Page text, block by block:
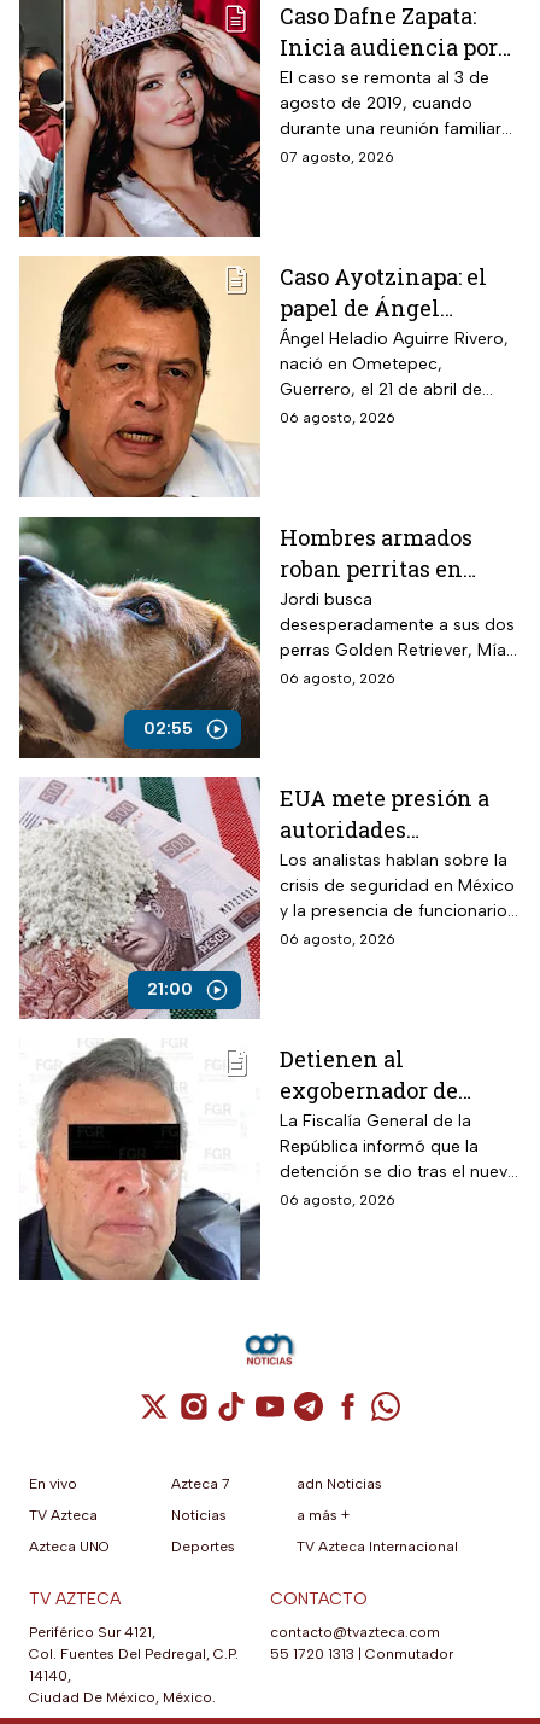
Caso Dafne Zapata:
Inicia audiencia por
abuso sexual
cometido por su padre
El caso se remonta al 3 de
agosto de 2019, cuando
durante una reunión familiar
celebrada en la casa de la
07 agosto, 2026
Caso Ayotzinapa: el
papel de Ángel
Aguirre en la
desaparición de los
normalistas en 2014
Ángel Heladio Aguirre Rivero,
nació en Ometepec,
Guerrero, el 21 de abril de
1956. Estudió la Licenciatura
06 agosto, 2026
02:55
Hombres armados
roban perritas en
Veracruz
Jordi busca
desesperadamente a sus dos
perras Golden Retriever, Mía y
Camila, de seis años, robadas
06 agosto, 2026
21:00
EUA mete presión a
autoridades
mexicanas para
combatir al
narcotráfico y detener
a funcionarios
Los analistas hablan sobre la
crisis de seguridad en México
y la presencia de funcionarios
corruptos en el narcotráfico
06 agosto, 2026
Detienen al
exgobernador de
Guerrero, Ángel
Aguirre, por el Caso
Ayotzinapa
La Fiscalía General de la
República informó que la
detención se dio tras el nuevo
modelo de investigación
06 agosto, 2026
Cuenta de X / Twitter (se abre en una
Cuenta de Instagram (se abre en una
Cuenta de TikTok (se abre en
Cuenta de YouTube (se abre
Cuenta de Telegram (se
Cuenta de
Cuenta de
En vivo
TV Azteca
Azteca UNO
Azteca 7
Noticias
Deportes
adn Noticias
a más +
TV Azteca Internacional
TV AZTECA
Periférico Sur 4121,
Col. Fuentes Del Pedregal, C.P.
14140,
Ciudad De México, México.
CONTACTO
contacto@tvazteca.com
55 1720 1313
Conmutador